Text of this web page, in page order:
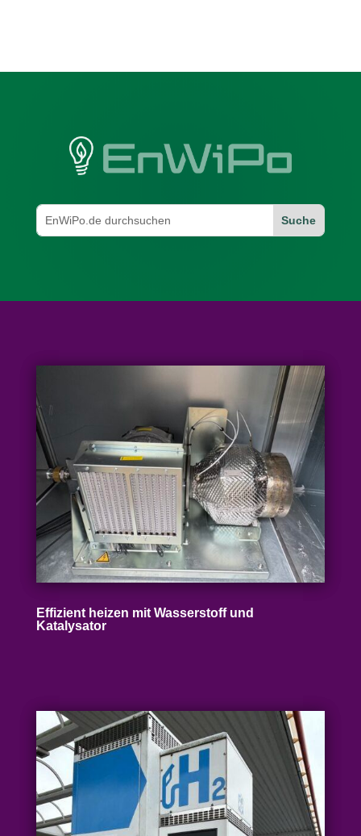
Effizient heizen mit Wasser­stoff und
Katalysator